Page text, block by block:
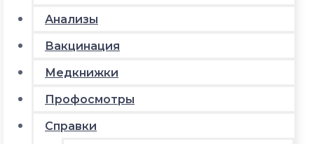
Анализы
Вакцинация
Медкнижки
Профосмотры
Справки